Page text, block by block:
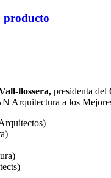
producto
llossera, presidenta del
Arquitectura a los